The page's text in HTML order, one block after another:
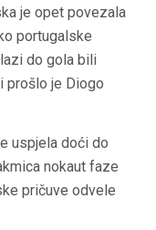
je opet povezala
portugalske
do gola bili
prošlo je Diogo
uspjela doći do
nokaut faze
pričuve odvele